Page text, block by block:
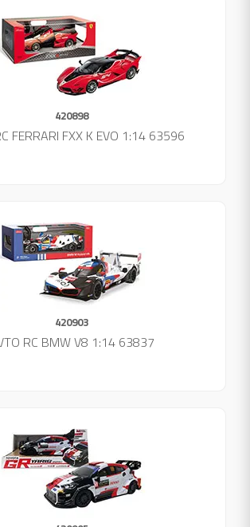
420898
FERRARI FXX K EVO 1:14 63596
420903
RC BMW V8 1:14 63837